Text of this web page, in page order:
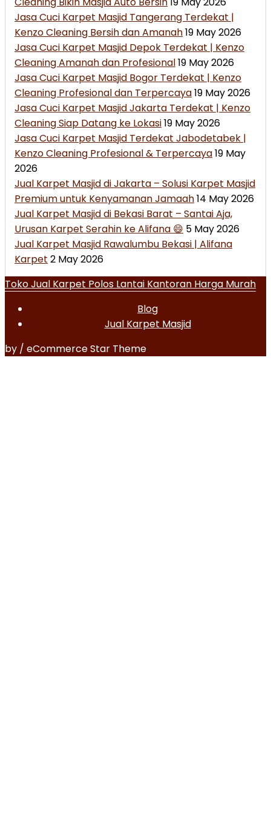
Jasa Cuci Karpet Masjid Tangerang Terdekat |
Kenzo Cleaning Bersih dan Amanah19 May 2026
Jasa Cuci Karpet Masjid Depok Terdekat | Kenzo
Cleaning Amanah dan Profesional19 May 2026
Jasa Cuci Karpet Masjid Bogor Terdekat | Kenzo
Cleaning Profesional dan Terpercaya19 May 2026
Jasa Cuci Karpet Masjid Jakarta Terdekat | Kenzo
Cleaning Siap Datang ke Lokasi19 May 2026
Jasa Cuci Karpet Masjid Terdekat Jabodetabek |
Kenzo Cleaning Profesional & Terpercaya19 May
2026
Jual Karpet Masjid di Jakarta – Solusi Karpet Masjid
Premium untuk Kenyamanan Jamaah14 May 2026
Jual Karpet Masjid di Bekasi Barat – Santai Aja,
Urusan Karpet Serahin ke Alifana 😄 5 May 2026
Jual Karpet Masjid Rawalumbu Bekasi | Alifana
Karpet 2 May 2026
Toko Jual Karpet Polos Lantai Kantoran Harga Murah
Blog
Jual Karpet Masjid
by / eCommerce Star Theme